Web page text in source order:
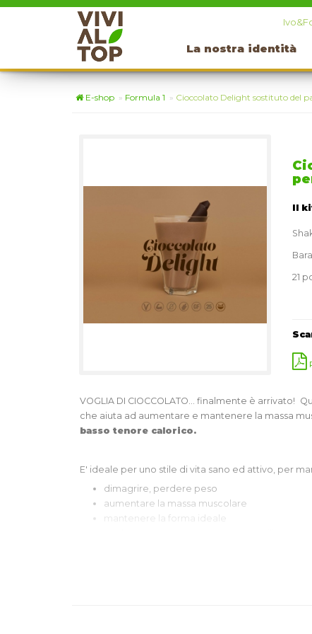
La nostra identità
E-shop » Formula 1 » Cioccolato Delight sostituto del
Il
21
VOGLIA DI CIOCCOLATO... finalmente è arrivato!
che aiuta ad aumentare e mantenere la massa
basso tenore calorico.
E' ideale per uno stile di vita sano ed attivo, per
dimagrire, perdere peso
aumentare la massa muscolare
mantenere la forma ideale